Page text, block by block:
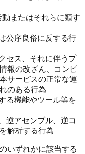
またはそれらに類す
公序良俗に反する行
セス、それに伴うプ
報の改ざん、コンピ
サービスの正常な運
のある行為
る機能やツール等を
逆アセンブル、逆コ
解析する行為
いずれかに該当する